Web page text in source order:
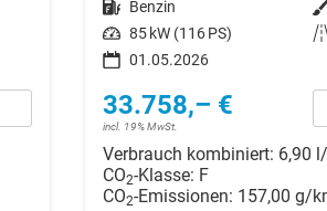
Kraftstoff Benzin
Leistung 85 kW (116 PS)
01.05.2026
33.758,– €
incl. 19% MwSt.
Verbrauch kombiniert: 6,90
CO2-Klasse: F
CO2-Emissionen: 157,00 g/